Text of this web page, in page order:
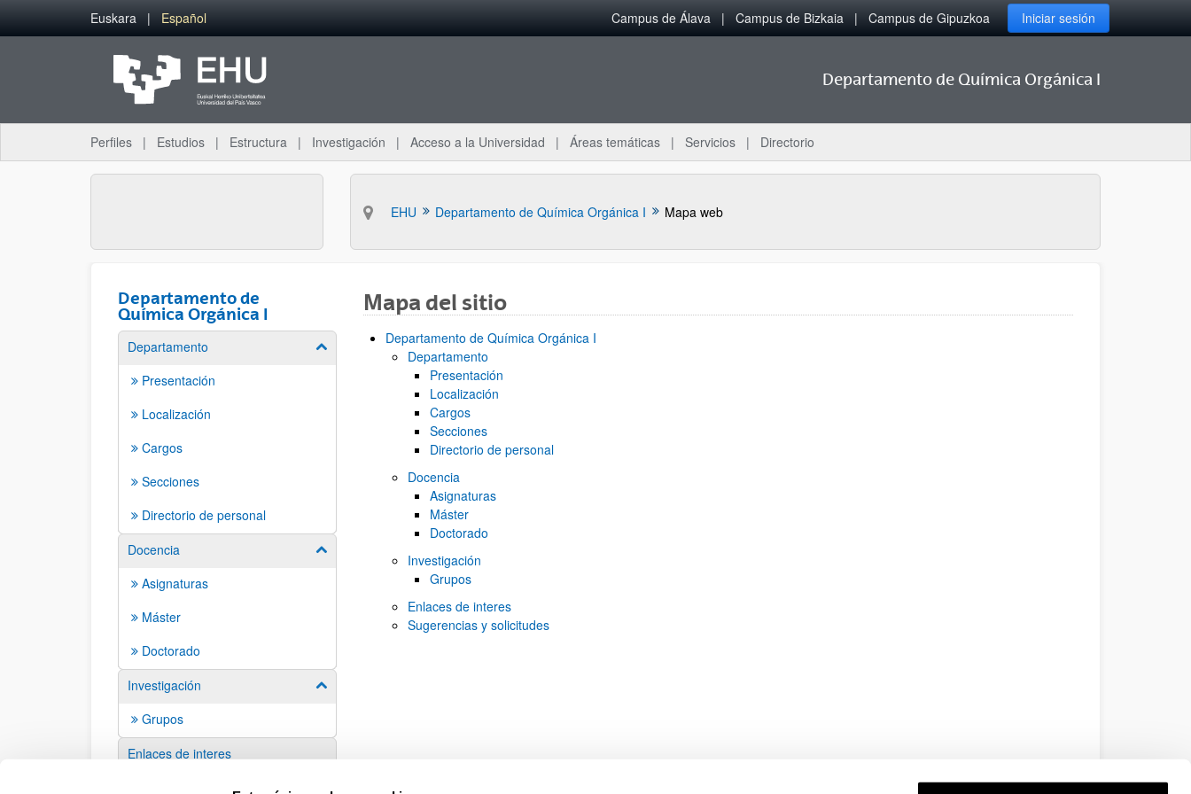
Saltar al contenido principal
Euskara Español Campus de Álava Campus de Bizkaia Campus de Gipuzkoa Iniciar sesión
Departamento de Química Orgánica I
Perfiles Estudios Estructura Investigación Acceso a la Universidad Áreas temáticas Servicios Directorio
EHU Departamento de Química Orgánica I Mapa web
Departamento de
Química Orgánica I
Departamento Mostrar/ocultar subpáginas
Presentación
Localización
Cargos
Secciones
Directorio de personal
Docencia
Mostrar/ocultar subpáginas
Asignaturas
Máster
Doctorado
Investigación
Mostrar/ocultar subpáginas
Grupos
Enlaces de interes
Sugerencias y solicitudes
Mapa del sitio
Departamento de Química Orgánica I
Departamento
Presentación
Localización
Cargos
Secciones
Directorio de personal
Docencia
Asignaturas
Máster
Doctorado
Investigación
Grupos
Enlaces de interes
Sugerencias y solicitudes